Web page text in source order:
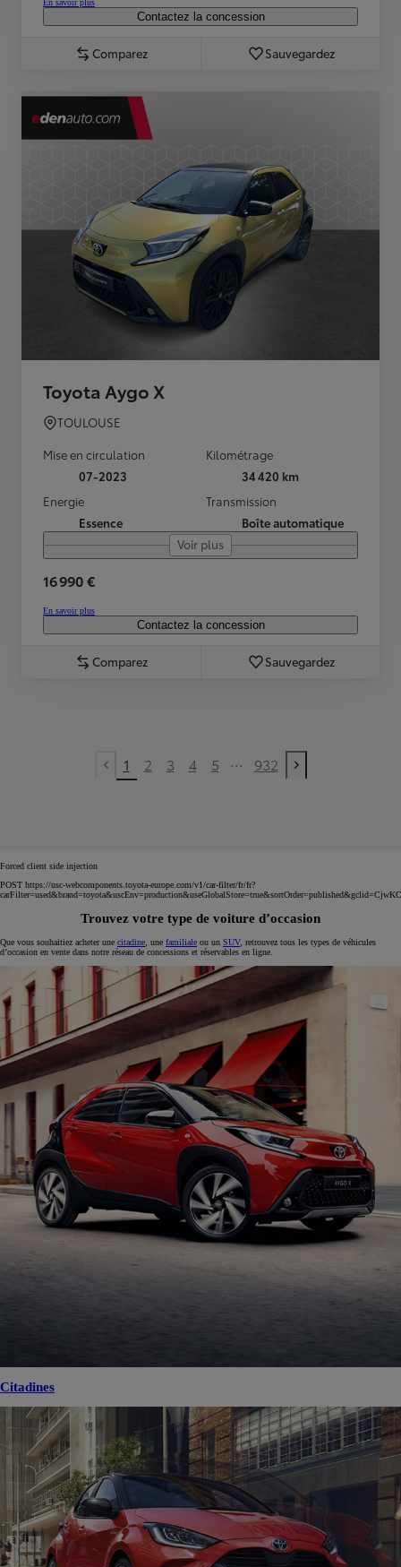
En savoir plus
Contactez la concession
Comparez Sauvegardez
Toyota Aygo X
TOULOUSE
Mise en circulation
07-2023
Kilométrage
34 420 km
Energie
Essence
Transmission
Boîte automatique
Voir plus
16 990 €
En savoir plus
Contactez la concession
Comparez Sauvegardez
Previous page
1 2 3 4 5 ... 932
Next page
Forced client side injection
POST https://usc-webcomponents.toyota-europe.com/v1/car-filter/fr/fr?
Trouvez votre type de voiture d’occasion
Que vous souhaitiez acheter une citadine , une familiale ou un SUV, retrouvez tous les types de véhicules
d’occasion en vente dans notre réseau de concessions et réservables en ligne.
Citadines